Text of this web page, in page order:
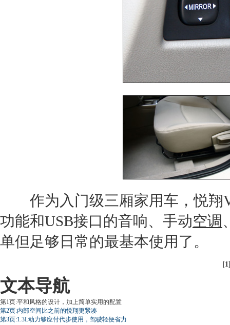
作为入门级三厢家用车，悦翔
功能和USB接口的音响、手动空调
单但足够日常的最基本使用了。
文本导航
第1页:平和风格的设计，加上简单实用的配置
第2页:内部空间比之前的悦翔更紧凑
第3页:1.3L动力够应付代步使用，驾驶轻便省力